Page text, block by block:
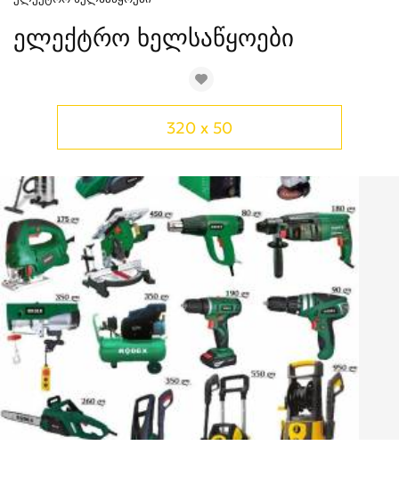
ელექტრო ხელსაწყოები
320 x 50